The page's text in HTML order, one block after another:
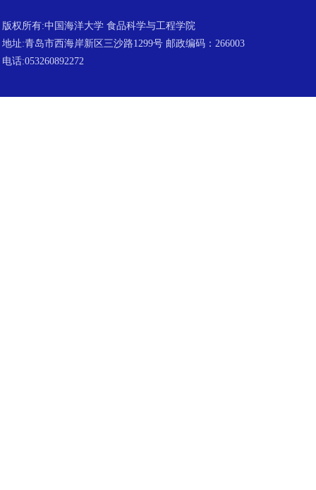
版权所有:中国海洋大学 食品科学与工程学院
地址:青岛市西海岸新区三沙路1299号 邮政编码：266003
电话:053260892272